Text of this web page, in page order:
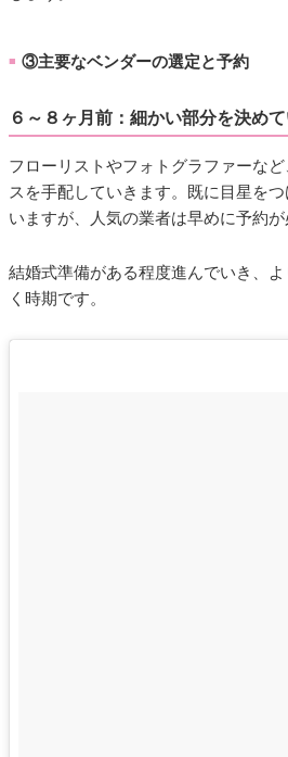
■ ③主要なベンダーの選定と予約
６～８ヶ月前：細かい部分を決めて
フローリストやフォトグラファーな
スを手配していきます。既に目星を
いますが、人気の業者は早めに予約が
結婚式準備がある程度進んでいき、
く時期です。